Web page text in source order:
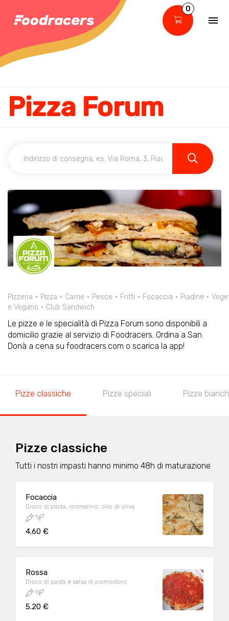
0
Pizza Forum
Pizzeria Pizza Carne Pesce Fritti Focaccia Piadine
e Vegano
Club Sandwich
Le pizze e le specialità di Pizza Forum sono disponibili a
domicilio grazie al servizio di Foodracers. Ordina a San
Donà a cena su foodracers.com o scarica la app!
Pizze classiche Pizze speciali Pizze
Pizze classiche
Tutti i nostri impasti hanno minimo 48h di maturazione
Focaccia
Disco di pasta, rosmarino, olio di oliva
4.60 €
Rossa
Disco di pasta e salsa di pomodoro
5.20 €